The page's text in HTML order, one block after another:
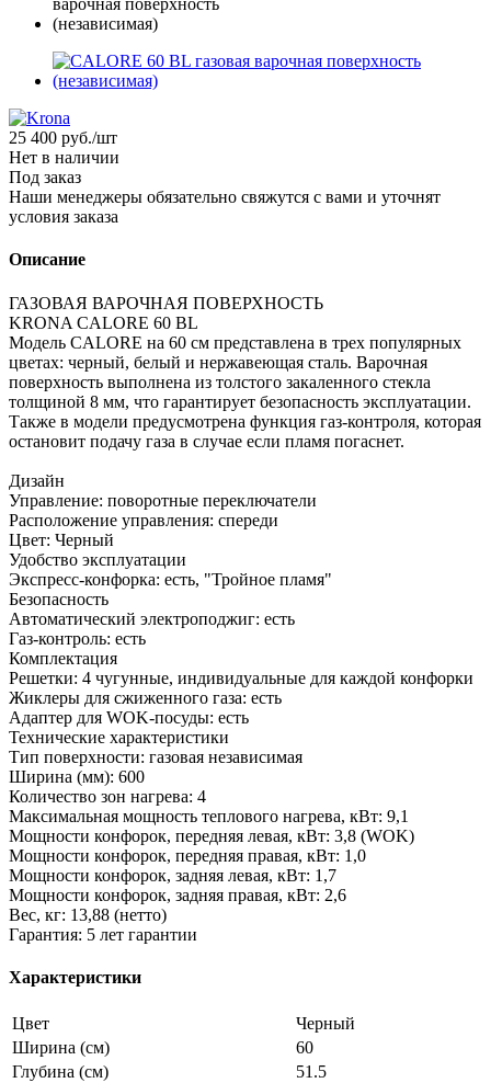
25 400 руб./шт
Нет в наличии
Под заказ
Наши менеджеры обязательно свяжутся с вами и уточнят
условия заказа
Описание
ГАЗОВАЯ ВАРОЧНАЯ ПОВЕРХНОСТЬ
KRONA CALORE 60 BL
Модель CALORE на 60 см представлена в трех популярных
цветах: черный, белый и нержавеющая сталь. Варочная
поверхность выполнена из толстого закаленного стекла
толщиной 8 мм, что гарантирует безопасность эксплуатации.
Также в модели предусмотрена функция газ-контроля, которая
остановит подачу газа в случае если пламя погаснет.
Дизайн
Управление: поворотные переключатели
Расположение управления: спереди
Цвет: Черный
Удобство эксплуатации
Экспресс-конфорка: есть, "Тройное пламя"
Безопасность
Автоматический электроподжиг: есть
Газ-контроль: есть
Комплектация
Решетки: 4 чугунные, индивидуальные для каждой конфорки
Жиклеры для сжиженного газа: есть
Адаптер для WOK-посуды: есть
Технические характеристики
Тип поверхности: газовая независимая
Ширина (мм): 600
Количество зон нагрева: 4
Максимальная мощность теплового нагрева, кВт: 9,1
Мощности конфорок, передняя левая, кВт: 3,8 (WOK)
Мощности конфорок, передняя правая, кВт: 1,0
Мощности конфорок, задняя левая, кВт: 1,7
Мощности конфорок, задняя правая, кВт: 2,6
Вес, кг: 13,88 (нетто)
Гарантия: 5 лет гарантии
Характеристики
Цвет
Черный
Ширина (см)
60
Глубина (см)
51.5